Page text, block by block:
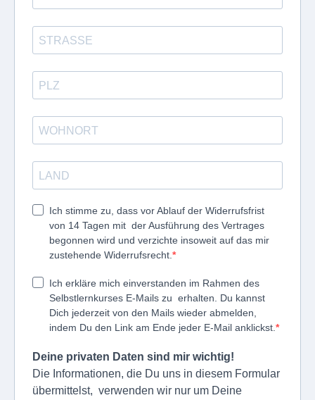
Ich stimme zu, dass vor Ablauf der Widerrufsfrist
von 14 Tagen mit der Ausführung des Vertrages
begonnen wird und verzichte insoweit auf das mir
zustehende Widerrufsrecht.
Ich erkläre mich einverstanden im Rahmen des
Selbstlernkurses E-Mails zu erhalten. Du kannst
Dich jederzeit von den Mails wieder abmelden,
indem Du den Link am Ende jeder E-Mail anklickst.
Deine privaten Daten sind mir wichtig!
Die Informationen, die Du uns in diesem Formular
übermittelst, verwenden wir nur um Deine